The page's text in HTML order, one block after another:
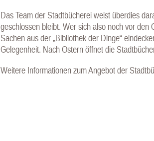
Das Team der Stadtbücherei weist überdies
geschlossen bleibt. Wer sich also noch vor
Sachen aus der „Bibliothek der Dinge“
Gelegenheit. Nach Ostern öffnet die
Weitere Informationen zum Angebot der